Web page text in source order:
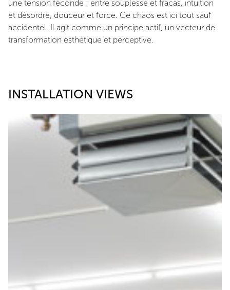
une tension féconde : entre souplesse et fracas, intuition
et désordre, douceur et force. Ce chaos est ici tout sauf
accidentel. Il agit comme un principe actif, un vecteur de
transformation esthétique et perceptive.
INSTALLATION VIEWS